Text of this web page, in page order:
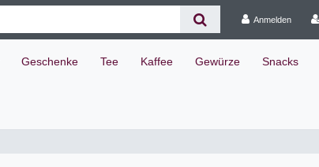
Anmelden
Geschenke Tee Kaffee Gewürze Snacks